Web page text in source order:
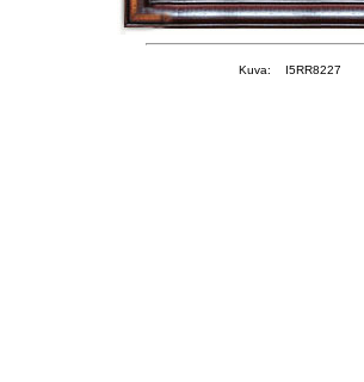
Kuva: I5RR8227